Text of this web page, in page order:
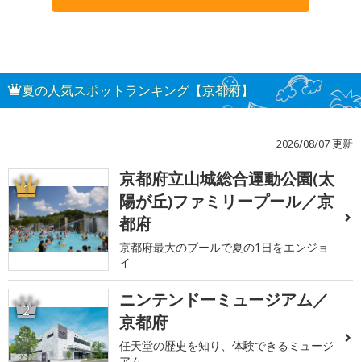
夏の人気スポットランキング【京都府】
2026/08/07 更新
1
京都府立山城総合運動公園(太
陽が丘)ファミリープール／京
都府
京都府最大のプールで夏の1日をエンジョ
イ
2
ニンテンドーミュージアム／
京都府
任天堂の歴史を知り、体験できるミュージ